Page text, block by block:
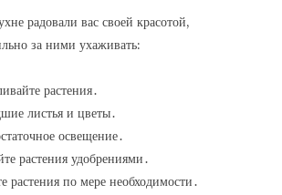
радовали вас своей красотой,
за ними ухаживать:
растения․
листья и цветы․
освещение․
растения удобрениями․
растения по мере необходимости․